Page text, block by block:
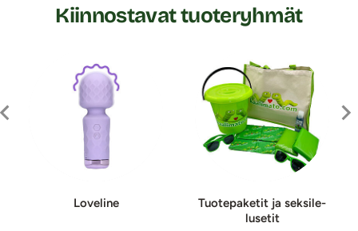
Kiinnostavat tuoteryhmät
Loveline
Tuotepaketit ja sek­si­le­
lu­se­tit